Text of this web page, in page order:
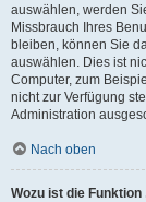
auswählen, werden
Missbrauch Ihres
bleiben, können Sie
auswählen. Dies ist
Computer, zum
nicht zur Verfügung
Administration
Nach oben
Wozu ist die